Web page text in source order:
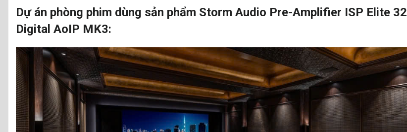
Dự án phòng phim dùng sản phẩm Storm Audio Pre-Amplifier ISP Elite 32
Digital AoIP MK3: